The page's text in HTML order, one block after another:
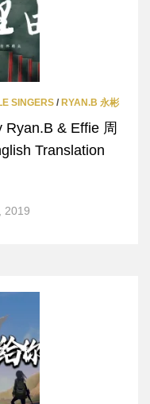
SINGERS/ RYAN.B 永彬
Ryan.B & Effie 周
Translation
2019